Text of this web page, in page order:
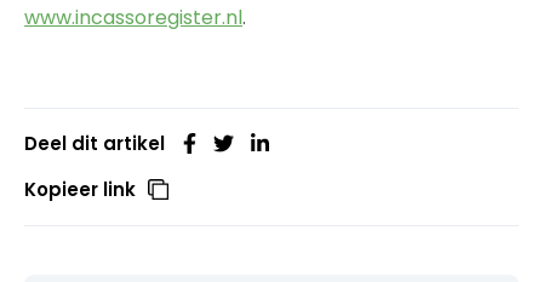
www.incassoregister.nl.
Deel dit artikel
Kopieer link